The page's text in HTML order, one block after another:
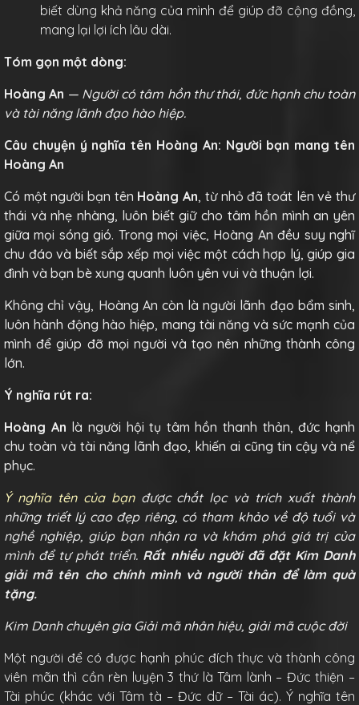
biết dùng khả năng của mình để giúp đỡ cộng đồng,
mang lại lợi ích lâu dài.
Tóm gọn một dòng:
Hoàng An — Người có tâm hồn thư thái, đức hạnh chu toàn
và tài năng lãnh đạo hào hiệp.
Câu chuyện ý nghĩa tên Hoàng An: Người bạn mang tên
Hoàng An
Có một người bạn tên Hoàng An, từ nhỏ đã toát lên vẻ thư
thái và nhẹ nhàng, luôn biết giữ cho tâm hồn mình an yên
giữa mọi sóng gió. Trong mọi việc, Hoàng An đều suy nghĩ
chu đáo và biết sắp xếp mọi việc một cách hợp lý, giúp gia
đình và bạn bè xung quanh luôn yên vui và thuận lợi.
Không chỉ vậy, Hoàng An còn là người lãnh đạo bẩm sinh,
luôn hành động hào hiệp, mang tài năng và sức mạnh của
mình để giúp đỡ mọi người và tạo nên những thành công
lớn.
Ý nghĩa rút ra:
Hoàng An là người hội tụ tâm hồn thanh thản, đức hạnh
chu toàn và tài năng lãnh đạo, khiến ai cũng tin cậy và nể
phục.
Ý nghĩa tên của bạnđược chắt lọc và trích xuất thành
những triết lý cao đẹp riêng, có tham khảo về độ tuổi và
nghề nghiệp, giúp bạn nhận ra và khám phá giá trị của
mình để tự phát triển. Rất nhiều người đã đặt Kim Danh
giải mã tên cho chính mình và người thân để làm quà
tặng.
Kim Danh chuyên gia Giải mã nhân hiệu, giải mã cuộc đời
Một người để có được hạnh phúc đích thực và thành công
viên mãn thì cần rèn luyện 3 thứ là Tâm lành – Đức thiện –
Tài phúc (khác với Tâm tà – Đức dữ – Tài ác). Ý nghĩa tên